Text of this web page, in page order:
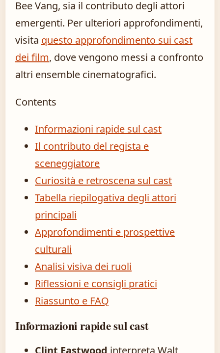
Bee Vang, sia il contributo degli attori
emergenti. Per ulteriori approfondimenti,
visita questo approfondimento sui cast
dei film, dove vengono messi a confronto
altri ensemble cinematografici.
Contents
Informazioni rapide sul cast
Il contributo del regista e
sceneggiatore
Curiosità e retroscena sul cast
Tabella riepilogativa degli attori
principali
Approfondimenti e prospettive
culturali
Analisi visiva dei ruoli
Riflessioni e consigli pratici
Riassunto e FAQ
Informazioni rapide sul cast
Clint Eastwood interpreta Walt